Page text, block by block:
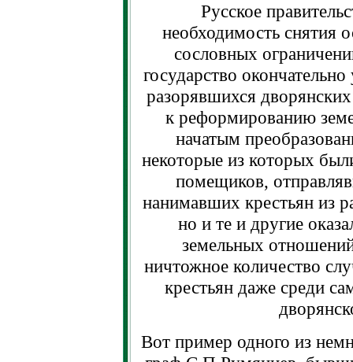
Русское
необходимость снятия
сословных
государство
разорявшихся
к реформированию
начатым
некоторые из которых
помещиков,
нанимавших крестьян из
но и те и другие
земельных
ничтожное количество
крестьян даже среди
Вот пример одного из